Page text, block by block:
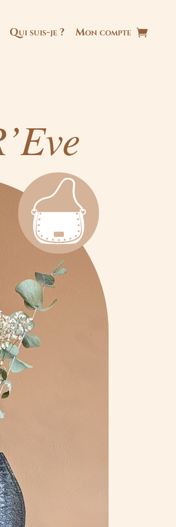
Qui suis-je ? Mon compte